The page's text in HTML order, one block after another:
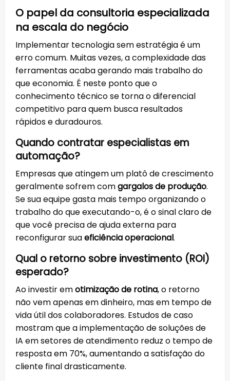
O papel da consultoria especializada
na escala do negócio
Implementar tecnologia sem estratégia é um
erro comum. Muitas vezes, a complexidade das
ferramentas acaba gerando mais trabalho do
que economia. É neste ponto que o
conhecimento técnico se torna o diferencial
competitivo para quem busca resultados
rápidos e duradouros.
Quando contratar especialistas em
automação?
Empresas que atingem um platô de crescimento
geralmente sofrem comgargalos de produção.
Se sua equipe gasta mais tempo organizando o
trabalho do que executando-o, é o sinal claro de
que você precisa de ajuda externa para
reconfigurar suaeficiência operacional.
Qual o retorno sobre investimento (ROI)
esperado?
Ao investir emotimização de rotina, o retorno
não vem apenas em dinheiro, mas em tempo de
vida útil dos colaboradores. Estudos de caso
mostram que a implementação de soluções de
IA em setores de atendimento reduz o tempo de
resposta em 70%, aumentando a satisfação do
cliente final drasticamente.